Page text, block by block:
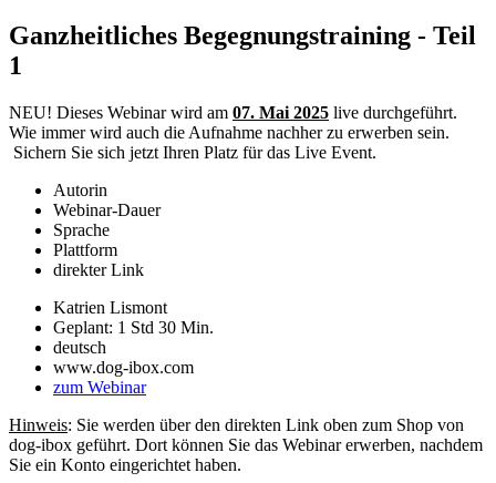
Ganzheitliches Begegnungstraining - Teil
1
NEU! Dieses Webinar wird am 07. Mai 2025 live durchgeführt.
Wie immer wird auch die Aufnahme nachher zu erwerben sein.
Sichern Sie sich jetzt Ihren Platz für das Live Event.
Autorin
Webinar-Dauer
Sprache
Plattform
direkter Link
Katrien Lismont
Geplant: 1 Std 30 Min.
deutsch
www.dog-ibox.com
zum Webinar
Hinweis: Sie werden über den direkten Link oben zum Shop von
dog-ibox geführt. Dort können Sie das Webinar erwerben, nachdem
Sie ein Konto eingerichtet haben.